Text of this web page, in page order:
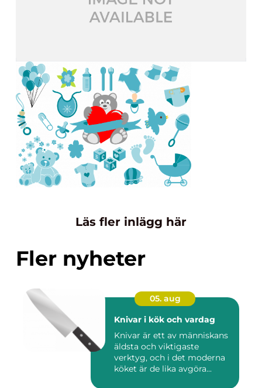
Läs fler inlägg här
Fler nyheter
05. aug
Knivar i kök och vardag
Knivar är ett av människans
äldsta och viktigaste
verktyg, och i det moderna
köket är de lika avgöra...